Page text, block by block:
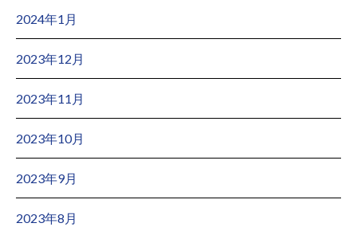
2024年1月
2023年12月
2023年11月
2023年10月
2023年9月
2023年8月